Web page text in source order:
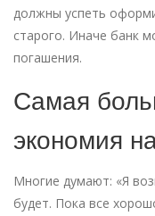
должны успеть
старого. Иначе банк
погашения.
Самая
экономия
Многие думают: «Я
будет. Пока все